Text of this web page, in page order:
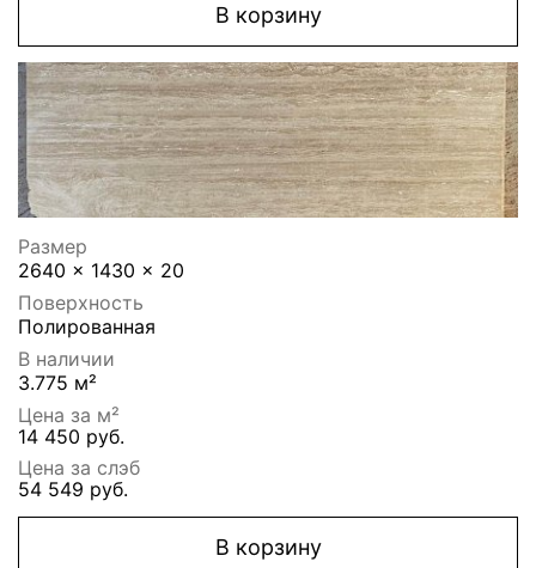
В корзину
Размер
2640 x 1430 x 20
Поверхность
Полированная
В наличии
3.775 м²
Цена за м²
14 450 руб.
Цена за слэб
54 549 руб.
В корзину